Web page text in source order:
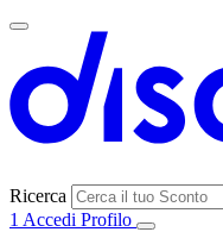
Ricerca
1 Accedi Profilo